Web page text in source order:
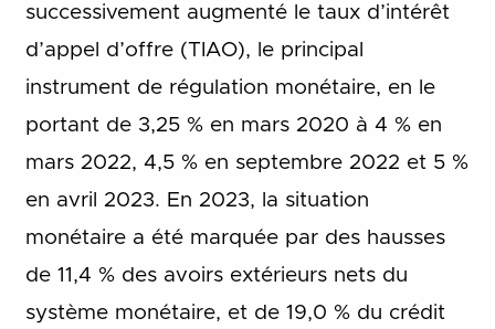
successivement augmenté le taux d’intérêt
d’appel d’offre (TIAO), le principal
instrument de régulation monétaire, en le
portant de 3,25 % en mars 2020 à 4 % en
mars 2022, 4,5 % en septembre 2022 et 5 %
en avril 2023. En 2023, la situation
monétaire a été marquée par des hausses
de 11,4 % des avoirs extérieurs nets du
système monétaire, et de 19,0 % du crédit